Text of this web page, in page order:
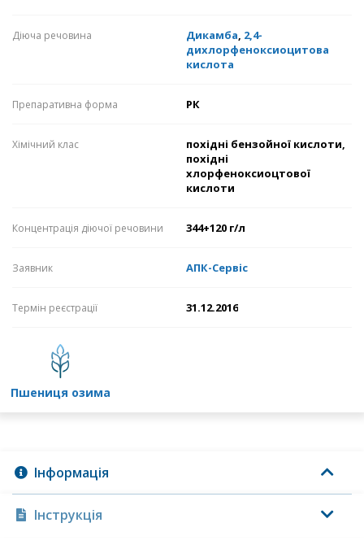
Діюча речовина Дикамба, 2,4-
дихлорфеноксиоцитова
кислота
Препаративна форма РК
Хімічний клас
похідні бензойної кислоти,
похідні
хлорфеноксиоцтової
кислоти
Концентрація діючої речовини 344+120 г/л
Заявник АПК-Сервіс
Термін реєстрації 31.12.2016
пшениця озима
Інформація
Інструкція